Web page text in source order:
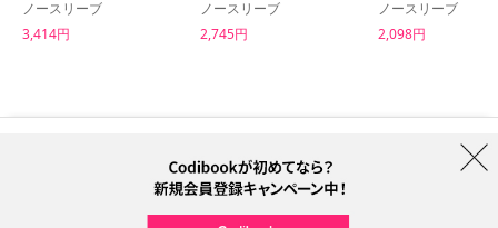
ノースリーブ
3,414円
ノースリーブ
2,745円
ノースリーブ
2,098円
配送について